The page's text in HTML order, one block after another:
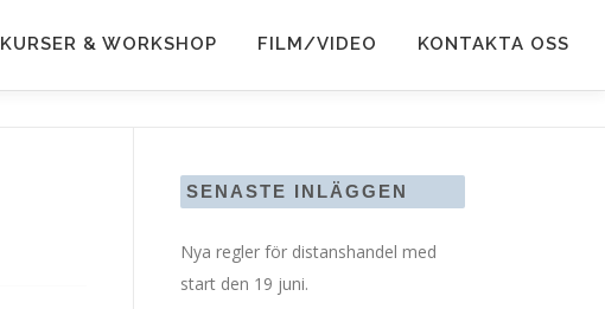
KURSER & WORKSHOP FILM/VIDEO KONTAKTA OSS
SENASTE INLÄGGEN
Nya regler för distanshandel med
start den 19 juni.